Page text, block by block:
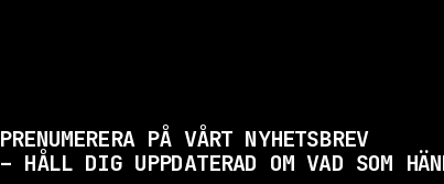
PRENUMERERA PÅ VÅRT NYHETSBREV
– HÅLL DIG UPPDATERAD OM VAD SOM